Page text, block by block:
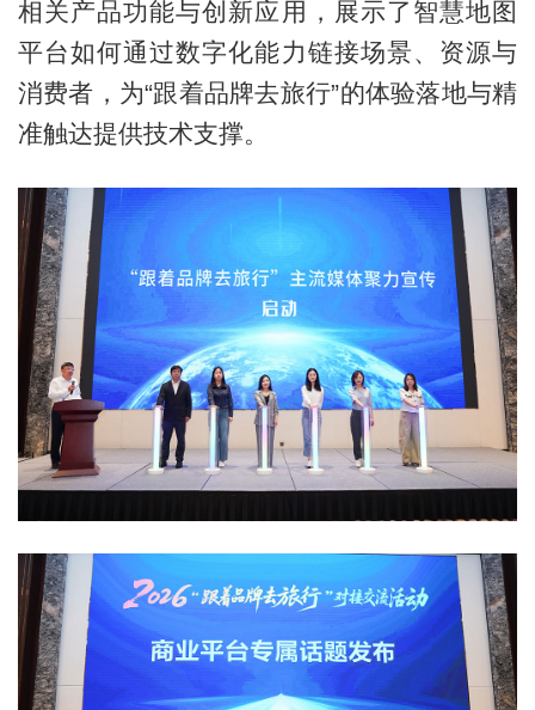
相关产品功能与创新应用，展示了智慧地图
平台如何通过数字化能力链接场景、资源与
消费者，为“跟着品牌去旅行”的体验落地与精
准触达提供技术支撑。